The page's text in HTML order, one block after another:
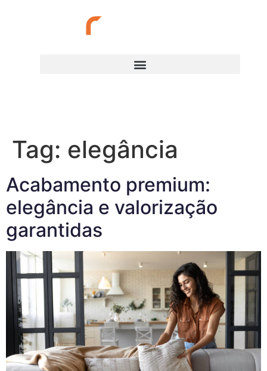
Tag: elegância
Acabamento premium:
elegância e valorização
garantidas